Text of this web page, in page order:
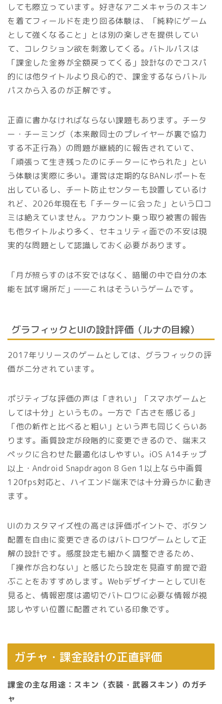
しても際立っています。好きなアニメキャラのスキン
を着てフィールドを走り回る体験は、「純粋にゲーム
として強くなること」とは別の楽しさを提供してい
て、コレクション欲を刺激してくる。バトルパスは
「課金した金券が全額戻ってくる」設計なのでコスパ
的には他タイトルより良心的で、課金するならバトル
パスから入るのが正解です。
正直に書かなければならない課題もあります。チータ
ー・チーミング（本来敵同士のプレイヤーが裏で協力
する不正行為）の問題が継続的に報告されていて、
「頑張って生き残ったのにチーターにやられた」とい
う体験は実際に多い。運営は定期的なBANレポートを
出しているし、チート防止センターも設置しているけ
れど、2026年現在も「チーターに会った」という口コ
ミは絶えていません。アカウント乗っ取り被害の報告
も他タイトルより多く、セキュリティ面での不安は現
実的な問題として認識しておく必要があります。
「月が照らすのは不安ではなく、暗闇の中で自分の本
能を試す場所だ」——これはそういうゲームです。
グラフィックとUIの設計評価（ルナの目線）
2017年リリースのゲームとしては、グラフィックの評
価が二分されています。
ポジティブな評価の声は「きれい」「スマホゲームと
しては十分」というもの。一方で「古さを感じる」
「他の新作と比べると粗い」という声も同じくらいあ
ります。画質設定が段階的に変更できるので、端末ス
ペックに合わせた最適化はしやすい。iOS A14チップ
以上・Android Snapdragon 8 Gen 1以上なら中画質
120fps対応と、ハイエンド端末では十分滑らかに動き
ます。
UIのカスタマイズ性の高さは評価ポイントで、ボタン
配置を自由に変更できるのはバトロワゲームとして正
解の設計です。感度設定も細かく調整できるため、
「操作が合わない」と感じたら設定を見直す前提で遊
ぶことをおすすめします。WebデザイナーとしてUIを
見ると、情報密度は適切でバトロワに必要な情報が視
認しやすい位置に配置されている印象です。
ガチャ・課金設計の正直評価
課金の主な用途：スキン（衣装・武器スキン）のガチ
ャ